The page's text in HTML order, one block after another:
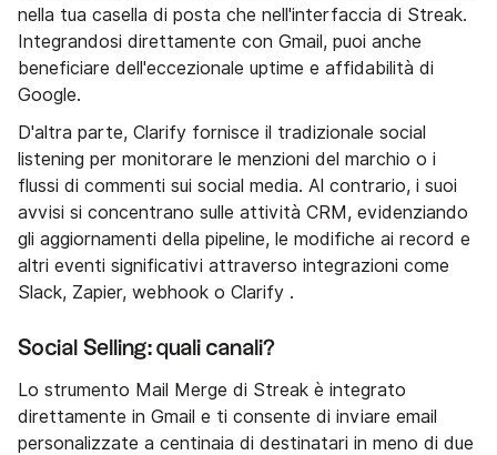
nella tua casella di posta che nell'interfaccia di Streak.
Integrandosi direttamente con Gmail, puoi anche
beneficiare dell'eccezionale uptime e affidabilità di
Google.
D'altra parte, Clarify fornisce il tradizionale social
listening per monitorare le menzioni del marchio o i
flussi di commenti sui social media. Al contrario, i suoi
avvisi si concentrano sulle attività CRM, evidenziando
gli aggiornamenti della pipeline, le modifiche ai record e
altri eventi significativi attraverso integrazioni come
Slack, Zapier, webhook o Clarify .
Social Selling: quali canali?
Lo strumento Mail Merge di Streak è integrato
direttamente in Gmail e ti consente di inviare email
personalizzate a centinaia di destinatari in meno di due